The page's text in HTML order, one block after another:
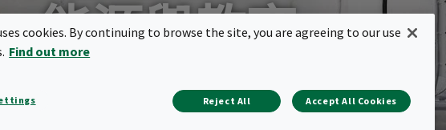
能源與教育
cookies. By continuing to browse the site, you are agreeing to our use
Find out more
Reject All Accept All Cookies